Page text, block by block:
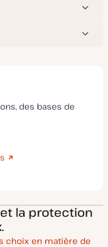
des bases de
la protection
choix en matière de